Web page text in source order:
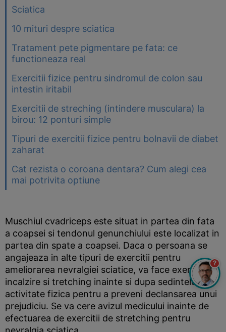
Sciatica
10 mituri despre sciatica
Tratament pete pigmentare pe fata: ce
functioneaza real
Exercitii fizice pentru sindromul de colon sau
intestin iritabil
Exercitii de streching (intindere musculara) la
birou: 12 ponturi simple
Tipuri de exercitii fizice pentru bolnavii de diabet
zaharat
Cat rezista o coroana dentara? Cum alegi cea
mai potrivita optiune
Muschiul cvadriceps este situat in partea din fata
a coapsei si tendonul genunchiului este localizat in
partea din spate a coapsei. Daca o persoana se
angajeaza in alte tipuri de exercitii pentru
ameliorarea nevralgiei sciatice, va face exercitii de
incalzire si tretching inainte si dupa sedintele de
activitate fizica pentru a preveni declansarea unui
prejudiciu. Se va cere avizul medicului inainte de
efectuarea de exercitii de stretching pentru
?